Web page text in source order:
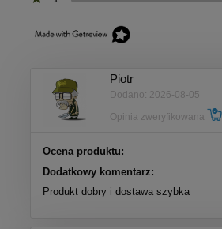
Piotr
Dodano: 2026-08-05
Opinia zweryfikowana
Ocena produktu:
Dodatkowy komentarz:
Produkt dobry i dostawa szybka